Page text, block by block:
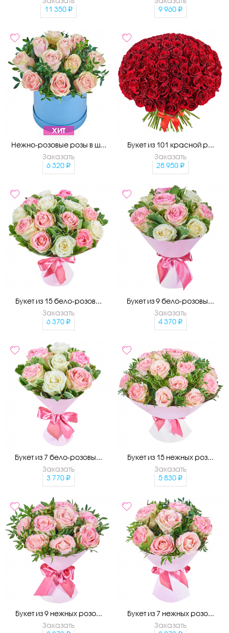
11 350
9 960
ХИТ
Нежно-розовые розы в ш...
Заказать
6 320
Букет из 101 красной р...
Заказать
28 950
Букет из 15 бело-розов...
Заказать
6 370
Букет из 9 бело-розовы...
Заказать
4 370
Букет из 7 бело-розовы...
Заказать
3 770
Букет из 15 нежных роз...
Заказать
5 830
Букет из 9 нежных розо...
Заказать
Букет из 7 нежных розо...
Заказать